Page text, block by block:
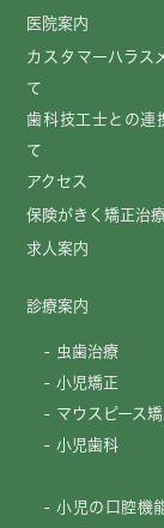
医院案内
カスタマーハラス
て
歯科技工士との連
て
アクセス
保険がきく矯正治
求人案内
診療案内
虫歯治療
小児矯正
マウスピース
小児歯科
小児の口腔機